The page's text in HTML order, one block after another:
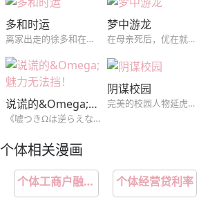
第19章：
第21章：
第23章：
多和时运
离家出走的徐多和在朋友介绍下和他们一起合租，没想到初恋吴时运是这里的房东，对吴时运怀有愧疚的徐多和和初恋绝不平淡的同居生活就此开始。
梦中游龙
在母亲死后，优在就深陷桃色梦靥之中，没想到那个梦中的男人，在现实中找到了他...
说谎的&Omega;魅力无法挡！
《嘘つきΩは逆らえない！》伪装成β过生活的Ω，突然成为了优质α的伴侣！？某天和同事们聚餐结束回家的路上，桥田（Ω）照顾着喝醉的林（α），却因为费洛蒙而引发意外事件，两人不仅发生性行为，甚至结为了伴侣！事后，林因为酒醉而不记得那晚所发生的事，桥田也决定要就此隐瞒下去，然而已经结为伴侣的两人，身体却无法
阴谋校园
完美的校园人物延虎，被学姐拜托而交换的课题小组，没想到，到了那个阴郁哲学怪人家里，却发现对方不仅是个富二代，还是自己高中时的暗恋对象？！（《我的BJ邻居》同作者,短篇~）
个体相关漫画
个体工商户融资难有望缓解 个体经营贷利率